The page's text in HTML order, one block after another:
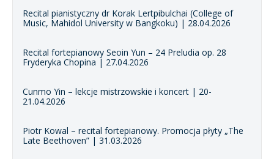
Recital pianistyczny dr Korak Lertpibulchai (College of
Music, Mahidol University w Bangkoku) | 28.04.2026
Recital fortepianowy Seoin Yun – 24 Preludia op. 28
Fryderyka Chopina | 27.04.2026
Cunmo Yin – lekcje mistrzowskie i koncert | 20-
21.04.2026
Piotr Kowal – recital fortepianowy. Promocja płyty „The
Late Beethoven” | 31.03.2026